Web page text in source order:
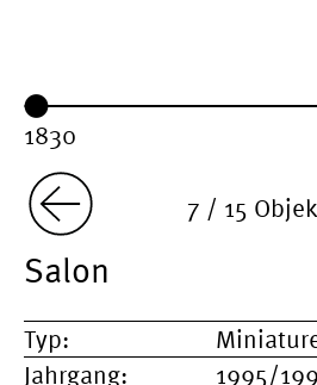
Year range:
Year from:
Year until:
7 / 15
Salon
Typ:
Jahrgang:
1995/